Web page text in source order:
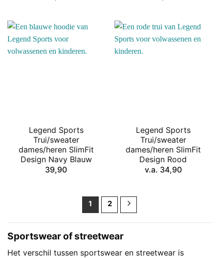
Legend Sports
Trui/sweater
dames/heren SlimFit
Design Navy Blauw
39,90
Legend Sports
Trui/sweater
dames/heren SlimFit
Design Rood
v.a. 34,90
1 2
Sportswear of streetwear
Het verschil tussen sportswear en streetwear is